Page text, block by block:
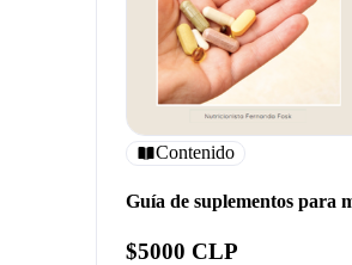
Contenido
Guía de suplementos para
$5000 CLP